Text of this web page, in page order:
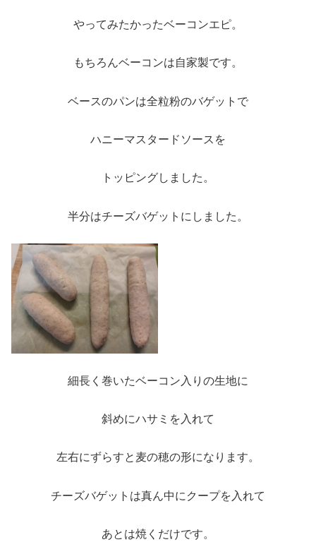
やってみたかったベーコンエピ。
もちろんベーコンは自家製です。
ベースのパンは全粒粉のバゲットで
ハニーマスタードソースを
トッピングしました。
半分はチーズバゲットにしました。
細長く巻いたベーコン入りの生地に
斜めにハサミを入れて
左右にずらすと麦の穂の形になります。
チーズバゲットは真ん中にクープを入れて
あとは焼くだけです。